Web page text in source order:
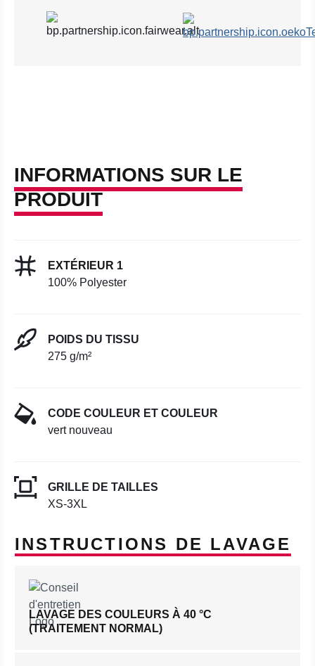
INFORMATIONS SUR LE
PRODUIT
EXTÉRIEUR 1
100% Polyester
POIDS DU TISSU
275 g/m²
CODE COULEUR ET COULEUR
vert nouveau
GRILLE DE TAILLES
XS-3XL
INSTRUCTIONS DE LAVAGE
LAVAGE DES COULEURS À 40 °C
(TRAITEMENT NORMAL)